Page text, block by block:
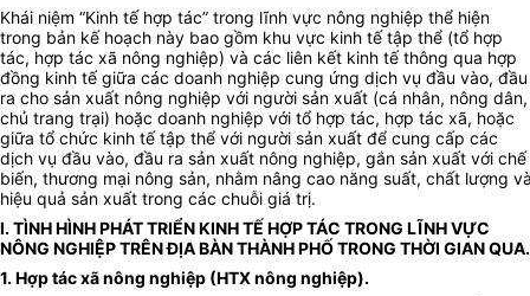
Khái niệm “Kinh tế hợp tác” trong lĩnh vực nông nghiệp thể hiện
trong bản kế hoạch này bao gồm khu vực kinh tế tập thể (tổ hợp
tác, hợp tác xã nông nghiệp) và các liên kết kinh tế thông qua hợp
đồng kinh tế giữa các doanh nghiệp cung ứng dịch vụ đầu vào, đầu
ra cho sản xuất nông nghiệp với người sản xuất (cá nhân, nông dân,
chủ trang trại) hoặc doanh nghiệp với tổ hợp tác, hợp tác xã, hoặc
giữa tổ chức kinh tế tập thể với người sản xuất để cung cấp các
dịch vụ đầu vào, đầu ra sản xuất nông nghiệp, gắn sản xuất với chế
biến, thương mại nông sản, nhằm nâng cao năng suất, chất lượng
hiệu quả sản xuất trong các chuỗi giá trị.
I. TÌNH HÌNH PHÁT TRIỂN KINH TẾ HỢP TÁC TRONG LĨNH VỰC
NÔNG NGHIỆP TRÊN ĐỊA BÀN THÀNH PHỐ TRONG THỜI GIAN QUA.
1. Hợp tác xã nông nghiệp (HTX nông nghiệp).